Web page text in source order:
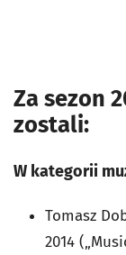
Za sezon
zostali:
W kategorii
Tomasz
2014